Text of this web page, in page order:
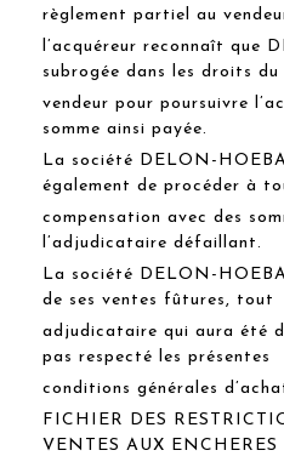
règlement partiel au
l’acquéreur reconnaît que
subrogée dans les droits du
vendeur pour poursuivre
somme ainsi payée.
La société DELON-
également de procéder à
compensation avec des
l’adjudicataire défaillant.
La société DELON-
de ses ventes fûtures, tout
adjudicataire qui aura été
pas respecté les présentes
conditions générales
FICHIER DES
VENTES AUX ENCHERES